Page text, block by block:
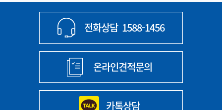
전화상담 1588-1456
온라인견적문의
카톡상담